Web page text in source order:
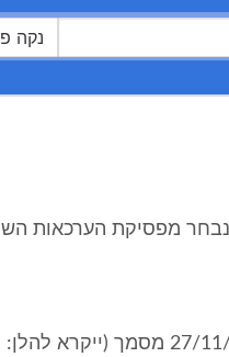
נקה
מפסיקת הערכאות
בין התובע לנתבע נחתם ביום 27/11/